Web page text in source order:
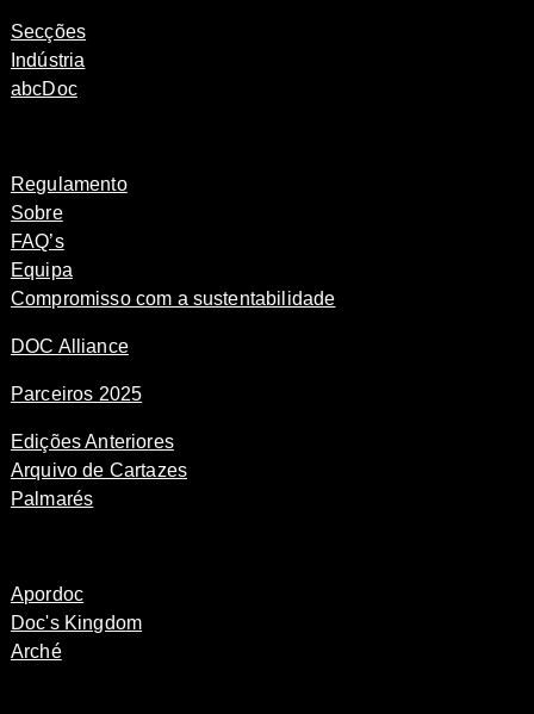
Secções
Indústria
abcDoc
Regulamento
Sobre
FAQ’s
Equipa
Compromisso com a sustentabilidade
DOC Alliance
Parceiros 2025
Edições Anteriores
Arquivo de Cartazes
Palmarés
Apordoc
Doc's Kingdom
Arché